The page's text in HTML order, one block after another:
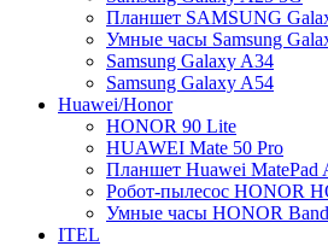
Планшет SAMSUNG
Умные часы Samsung
Samsung Galaxy A34
Samsung Galaxy A54
Huawei/Honor
HONOR 90 Lite
HUAWEI Mate 50 Pro
Планшет Huawei MatePad
Робот-пылесос HONOR
Умные часы HONOR
ITEL